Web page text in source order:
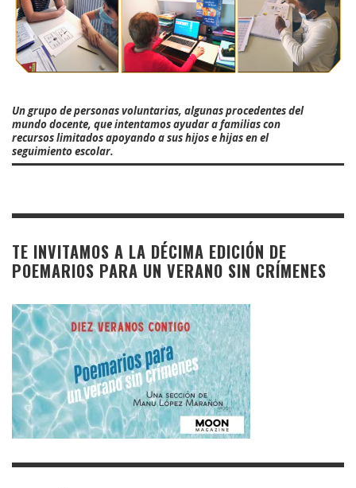
Un grupo de personas voluntarias, algunas procedentes del
mundo docente, que intentamos ayudar a familias con
recursos limitados apoyando a sus hijos e hijas en el
seguimiento escolar.
TE INVITAMOS A LA DÉCIMA EDICIÓN DE
POEMARIOS PARA UN VERANO SIN CRÍMENES